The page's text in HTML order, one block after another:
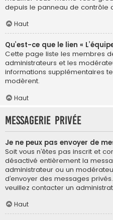
depuis le panneau de contrôle
Haut
Qu’est-ce que le lien «
Cette page liste les membres
administrateurs et les
informations supplémentaires
modèrent.
Haut
Messagerie privée
Je ne peux pas envoyer de
Soit vous n’êtes pas inscrit et
désactivé entièrement la
administrateur ou un
d’envoyer des messages
veuillez contacter un
Haut